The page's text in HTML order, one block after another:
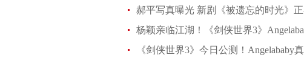
郝平写真曝光 新剧《被遗忘的时光》